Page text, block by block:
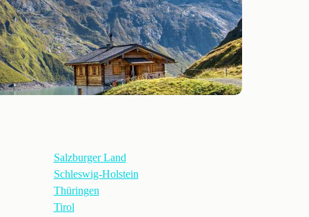
Salzburger Land
Schleswig-Holstein
Thüringen
Tirol